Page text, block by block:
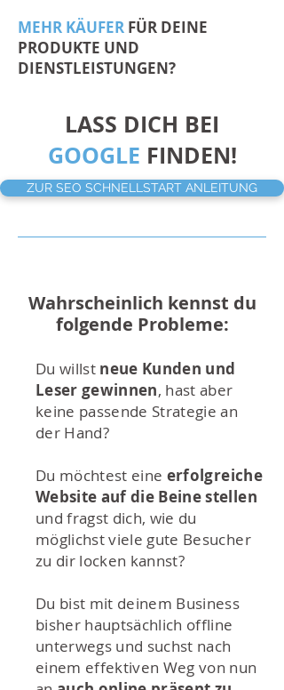
MEHR KÄUFER FÜR DEINE
PRODUKTE UND
DIENSTLEISTUNGEN?
LASS DICH BEI
GOOGLE FINDEN!
ZUR SEO SCHNELLSTART ANLEITUNG
Wahrscheinlich kennst du
folgende Probleme:
Du willst neue Kunden und
Leser gewinnen, hast aber
keine passende Strategie an
der Hand?
Du möchtest eine erfolgreiche
Website auf die Beine stellen
und fragst dich, wie du
möglichst viele gute Besucher
zu dir locken kannst?
Du bist mit deinem Business
bisher hauptsächlich offline
unterwegs und suchst nach
einem effektiven Weg von nun